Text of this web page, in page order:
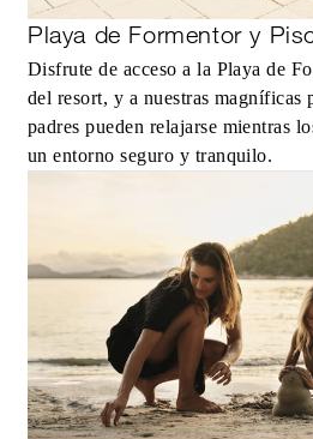
Playa de Formentor y
Disfrute de acceso a la Playa de
del resort, y a nuestras magníficas
padres pueden relajarse mientras
un entorno seguro y tranquilo.